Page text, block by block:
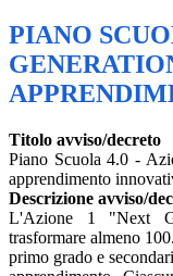
PIANO
Titolo avviso/decreto
Piano Scuola 4.0 -
apprendimento
Descrizione avviso/
L'Azione 1 "Next
trasformare almeno
primo grado e